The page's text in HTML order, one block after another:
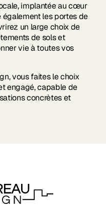
implantée au cœur
les portes de
un large choix de
de sols et
vie à toutes vos
vous faites le choix
engagé, capable de
concrètes et